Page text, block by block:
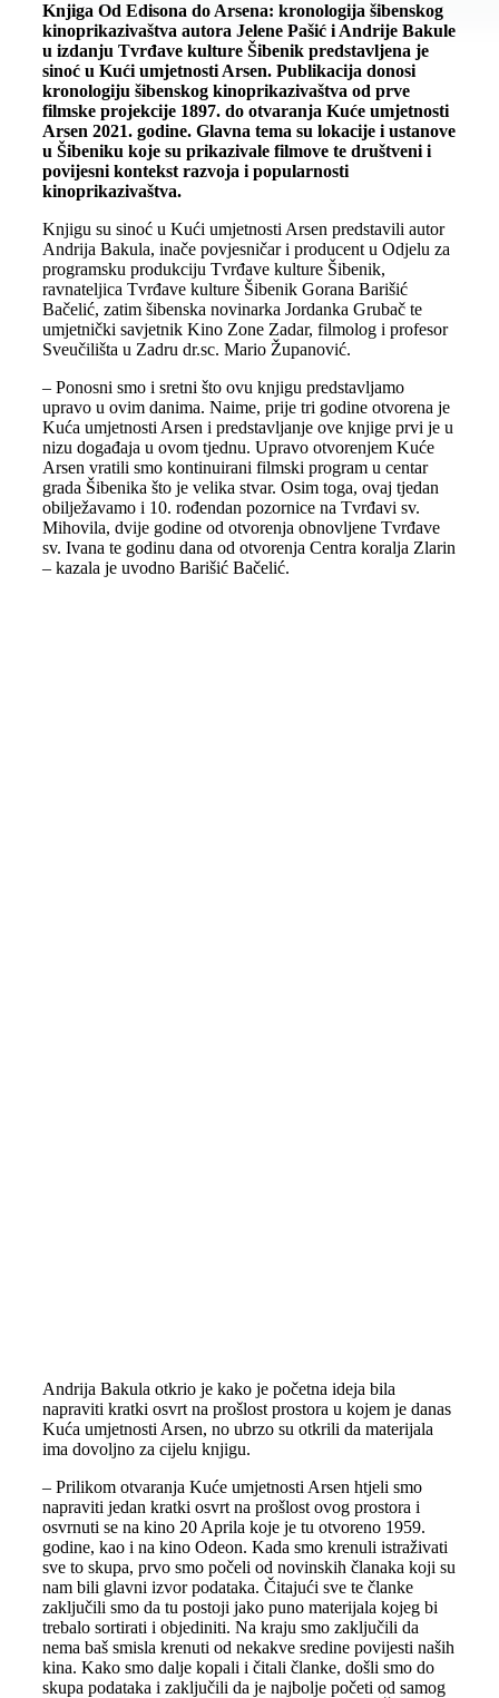
Knjiga Od Edisona do Arsena: kronologija šibenskog
kinoprikazivaštva autora Jelene Pašić i Andrije Bakule
u izdanju Tvrđave kulture Šibenik predstavljena je
sinoć u Kući umjetnosti Arsen. Publikacija donosi
kronologiju šibenskog kinoprikazivaštva od prve
filmske projekcije 1897. do otvaranja Kuće umjetnosti
Arsen 2021. godine. Glavna tema su lokacije i ustanove
u Šibeniku koje su prikazivale filmove te društveni i
povijesni kontekst razvoja i popularnosti
kinoprikazivaštva.
Knjigu su sinoć u Kući umjetnosti Arsen predstavili autor
Andrija Bakula, inače povjesničar i producent u Odjelu za
programsku produkciju Tvrđave kulture Šibenik,
ravnateljica Tvrđave kulture Šibenik Gorana Barišić
Bačelić, zatim šibenska novinarka Jordanka Grubač te
umjetnički savjetnik Kino Zone Zadar, filmolog i profesor
Sveučilišta u Zadru dr.sc. Mario Županović.
– Ponosni smo i sretni što ovu knjigu predstavljamo
upravo u ovim danima. Naime, prije tri godine otvorena je
Kuća umjetnosti Arsen i predstavljanje ove knjige prvi je u
nizu događaja u ovom tjednu. Upravo otvorenjem Kuće
Arsen vratili smo kontinuirani filmski program u centar
grada Šibenika što je velika stvar. Osim toga, ovaj tjedan
obilježavamo i 10. rođendan pozornice na Tvrđavi sv.
Mihovila, dvije godine od otvorenja obnovljene Tvrđave
sv. Ivana te godinu dana od otvorenja Centra koralja Zlarin
– kazala je uvodno Barišić Bačelić.
Andrija Bakula otkrio je kako je početna ideja bila
napraviti kratki osvrt na prošlost prostora u kojem je danas
Kuća umjetnosti Arsen, no ubrzo su otkrili da materijala
ima dovoljno za cijelu knjigu.
– Prilikom otvaranja Kuće umjetnosti Arsen htjeli smo
napraviti jedan kratki osvrt na prošlost ovog prostora i
osvrnuti se na kino 20 Aprila koje je tu otvoreno 1959.
godine, kao i na kino Odeon. Kada smo krenuli istraživati
sve to skupa, prvo smo počeli od novinskih članaka koji su
nam bili glavni izvor podataka. Čitajući sve te članke
zaključili smo da tu postoji jako puno materijala kojeg bi
trebalo sortirati i objediniti. Na kraju smo zaključili da
nema baš smisla krenuti od nekakve sredine povijesti naših
kina. Kako smo dalje kopali i čitali članke, došli smo do
skupa podataka i zaključili da je najbolje početi od samog